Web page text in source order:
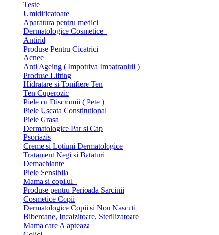
Teste
Umidificatoare
Aparatura pentru medici
Dermatologice Cosmetice
Antirid
Produse Pentru Cicatrici
Acnee
Anti Ageing ( Impotriva Imbatranirii )
Produse Lifting
Hidratare si Tonifiere Ten
Ten Cuperozic
Piele cu Discromii ( Pete )
Piele Uscata Constitutional
Piele Grasa
Dermatologice Par si Cap
Psoriazis
Creme si Lotiuni Dermatologice
Tratament Negi si Bataturi
Demachiante
Piele Sensibila
Mama si copilul
Produse pentru Perioada Sarcinii
Cosmetice Copii
Dermatologice Copii si Nou Nascuti
Biberoane, Incalzitoare, Sterilizatoare
Mama care Alapteaza